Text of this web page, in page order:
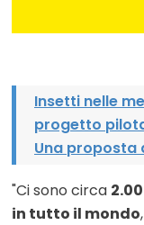
Insetti nelle
progetto
Una proposta
"Ci sono circa
in tutto il mondo